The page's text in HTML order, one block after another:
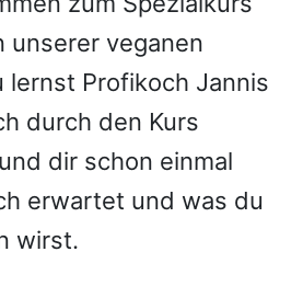
unserer veganen
lernst Profikoch Jannis
durch den Kurs
dir schon einmal
erwartet und was du
wirst.